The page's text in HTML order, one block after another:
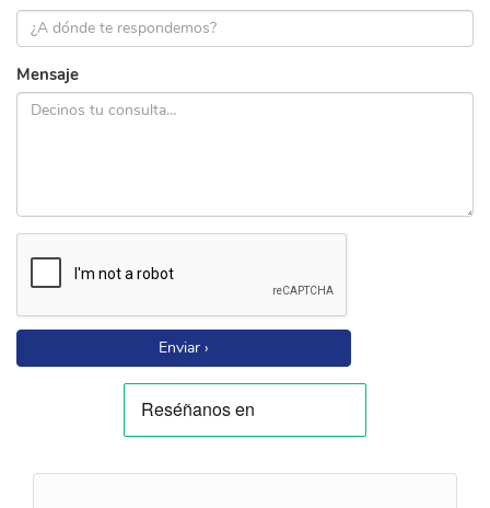
Mensaje
Enviar ›